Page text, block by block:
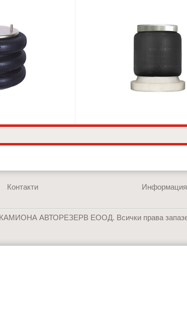
Контакти Информация
КАМИОНА АВТОРЕЗЕРВ ЕООД. Всички права